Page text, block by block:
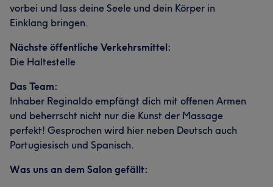
vorbei und lass deine Seele und dein Körper in
Einklang bringen.
Nächste öffentliche Verkehrsmittel:
Die Haltestelle
Das Team:
Inhaber Reginaldo empfängt dich mit offenen Armen
und beherrscht nicht nur die Kunst der Massage
perfekt! Gesprochen wird hier neben Deutsch auch
Portugiesisch und Spanisch.
Was uns an dem Salon gefällt: